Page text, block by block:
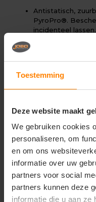
Toestemming
Deze website maakt
We gebruiken cookies
personaliseren, om
en om ons
informatie over uw
partners voor social
partners kunnen deze
informatie die u aan ze
Antistatisch,
PyroPro®.
incidenteel
maakt het
gestikte naden
Borstzakken met
Voorzakken.
rug. Dijbeenzak
drukknopen.
Verstelbare
de bovenzijde.
Manchetten met
gericht, zodat
Contraststiksels.
met EN 14404-3.